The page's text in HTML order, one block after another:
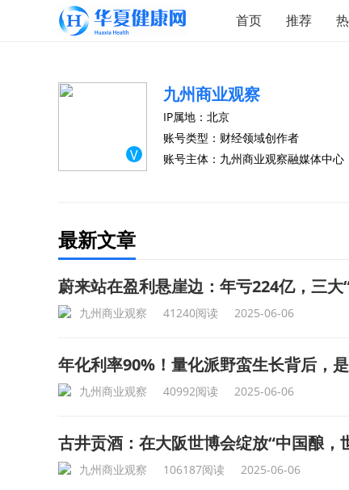
首页 推荐
V
九州商业观察
IP属地：北京
账号类型：财经领域创作者
账号主体：九州商业观察融媒体中心
最新文章
蔚来站在盈利悬崖边：年亏224亿，三大
九州商业观察 41240阅读 2025-06-06
年化利率90%！量化派野蛮生长背后，
九州商业观察 40992阅读 2025-06-06
古井贡酒：在大阪世博会绽放“中国酿，
九州商业观察 106187阅读 2025-06-06